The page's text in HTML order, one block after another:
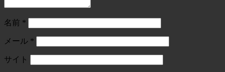
名前 *
メール *
サイト